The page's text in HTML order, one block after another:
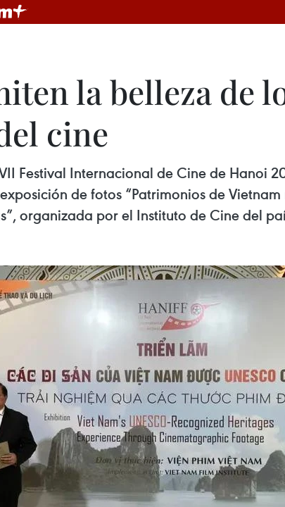
la belleza de
cine
Festival Internacional de Cine de Hanoi
de fotos “Patrimonios de
organizada por el Instituto de Cine del